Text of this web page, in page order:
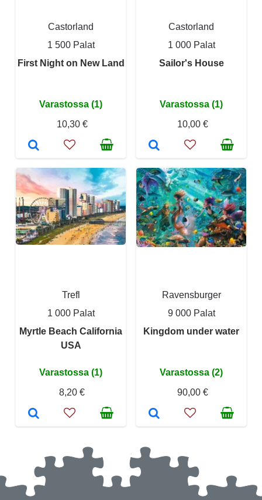
Castorland
1 500 Palat
First Night on New Land
Varastossa (1)
10,30 €
Castorland
1 000 Palat
Sailor's House
Varastossa (1)
10,00 €
Trefl
1 000 Palat
Myrtle Beach California
USA
Varastossa (1)
8,20 €
Ravensburger
9 000 Palat
Kingdom under water
Varastossa (2)
90,00 €